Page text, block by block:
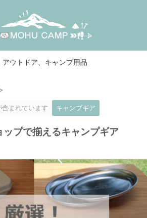
ャンプ用品
>
まれています キャンプギア
プで揃えるキャンプギア